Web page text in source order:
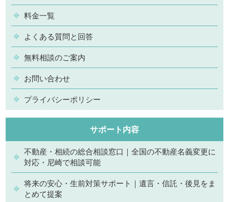
料金一覧
よくある質問と回答
無料相談のご案内
お問い合わせ
プライバシーポリシー
サポート内容
不動産・相続の総合相談窓口｜全国の不動産名義変更に
対応・尼崎で相談可能
将来の安心・生前対策サポート｜遺言・信託・後見をま
とめて提案